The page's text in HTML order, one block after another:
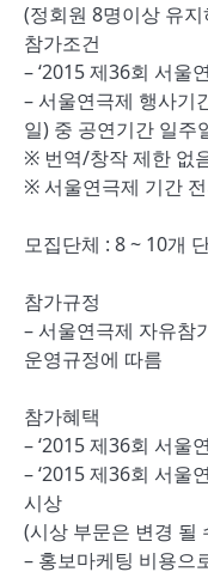
(정회원 8명이상 유
참가조건
– ‘2015 제36회 서울
– 서울연극제 행사기
일) 중 공연기간 일주
※ 번역/창작 제한 없
※ 서울연극제 기간
모집단체 : 8 ~ 10개
참가규정
– 서울연극제 자유참
운영규정에 따름
참가혜택
– ‘2015 제36회 서울
– ‘2015 제36회 서울
시상
(시상 부문은 변경 될
– 홍보마케팅 비용으